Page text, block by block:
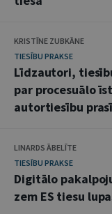
KRISTĪNE ZUBKĀNE
TIESĪBU PRAKSE
Līdzautori,
par procesuālo
autortiesību
LINARDS ĀBELĪTE
TIESĪBU PRAKSE
Digitālo
zem ES tiesu